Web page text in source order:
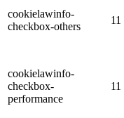
cookielawinfo-
checkbox-others
cookielawinfo-
checkbox-
performance